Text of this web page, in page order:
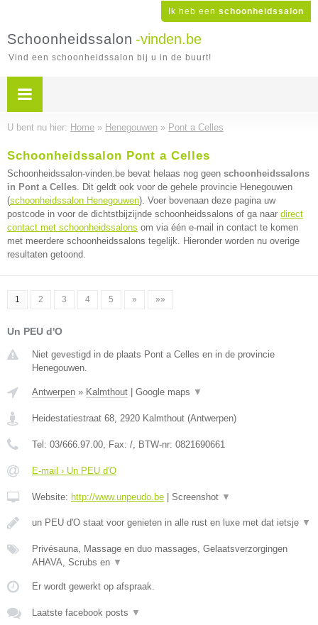
Ik heb een schoonheidssalon
Schoonheidssalon -vinden.be
Vind een schoonheidssalon bij u in de buurt!
U bent nu hier: Home » Henegouwen » Pont a Celles
Schoonheidssalon Pont a Celles
Schoonheidssalon-vinden.be bevat helaas nog geen schoonheidssalons
in Pont a Celles. Dit geldt ook voor de gehele provincie Henegouwen
(schoonheidssalon Henegouwen). Voer bovenaan deze pagina uw
postcode in voor de dichtstbijzijnde schoonheidssalons of ga naar direct
contact met schoonheidssalons om via één e-mail in contact te komen
met meerdere schoonheidssalons tegelijk. Hieronder worden nu overige
resultaten getoond.
1 2 3 4 5 » »»
Un PEU d'O
Niet gevestigd in de plaats Pont a Celles en in de provincie
Henegouwen.
Antwerpen » Kalmthout Google maps ▼
Heidestatiestraat 68, 2920 Kalmthout (Antwerpen)
Tel: 03/666.97.00, Fax: /, BTW-nr: 0821690661
E-mail › Un PEU d'O
Website: http://www.unpeudo.be Screenshot ▼
un PEU d'O staat voor genieten in alle rust en luxe met dat ietsje ▼
Privésauna, Massage en duo massages, Gelaatsverzorgingen
AHAVA, Scrubs en ▼
Er wordt gewerkt op afspraak.
Laatste facebook posts ▼